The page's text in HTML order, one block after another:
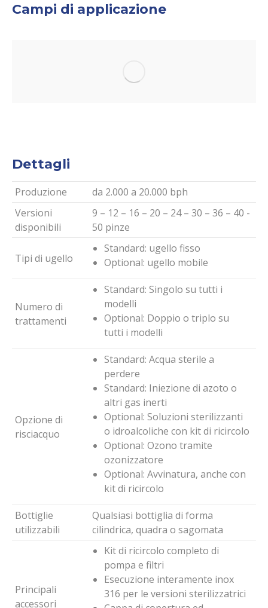
Campi di applicazione
Dettagli
Produzione
da 2.000 a 20.000 bph
Versioni
disponibili
9 – 12 – 16 – 20 – 24 – 30 – 36 – 40 -
50 pinze
Tipi di ugello
Standard: ugello fisso
Optional: ugello mobile
Numero di
trattamenti
Standard: Singolo su tutti i
modelli
Optional: Doppio o triplo su
tutti i modelli
Opzione di
risciacquo
Standard: Acqua sterile a
perdere
Standard: Iniezione di azoto o
altri gas inerti
Optional: Soluzioni sterilizzanti
o idroalcoliche con kit di ricircolo
Optional: Ozono tramite
ozonizzatore
Optional: Avvinatura, anche con
kit di ricircolo
Bottiglie
utilizzabili
Qualsiasi bottiglia di forma
cilindrica, quadra o sagomata
Principali
accessori
Kit di ricircolo completo di
pompa e filtri
Esecuzione interamente inox
316 per le versioni sterilizzatrici